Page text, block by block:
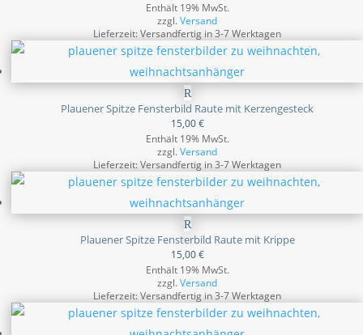
Enthält 19% MwSt.
zzgl.Versand
Lieferzeit: Versandfertig in 3-7 Werktagen
Plauener Spitze Fensterbild Raute mit Kerzengesteck
15,00€
Enthält 19% MwSt.
zzgl.Versand
Lieferzeit: Versandfertig in 3-7 Werktagen
Plauener Spitze Fensterbild Raute mit Krippe
15,00€
Enthält 19% MwSt.
zzgl.Versand
Lieferzeit: Versandfertig in 3-7 Werktagen